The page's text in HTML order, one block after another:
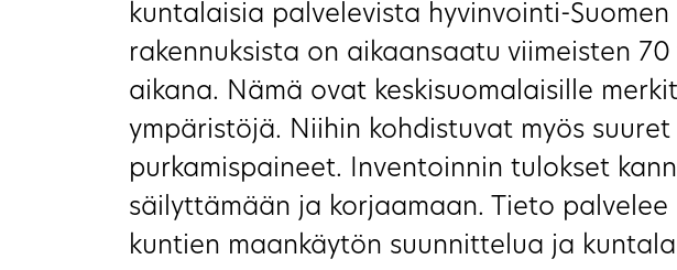
kuntalaisia palvelevista hyvinvointi-Suomen
rakennuksista on aikaansaatu viimeisten 70
aikana. Nämä ovat keskisuomalaisille
ympäristöjä. Niihin kohdistuvat myös
purkamispaineet. Inventoinnin tulokset
säilyttämään ja korjaamaan. Tieto palvelee
kuntien maankäytön suunnittelua ja